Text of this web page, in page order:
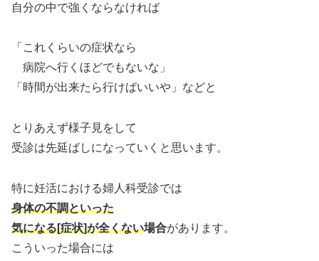
自分の中で強くならなければ
「これくらいの症状なら
病院へ行くほどでもないな」
「時間が出来たら行けばいいや」などと
とりあえず様子見をして
受診は先延ばしになっていくと思います。
特に妊活における婦人科受診では
身体の不調といった
気になる[症状]が全くない場合があります。
こういった場合には